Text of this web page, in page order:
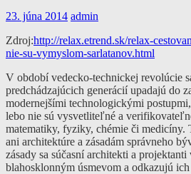
23. júna 2014 admin
Zdroj:http://relax.etrend.sk/relax-
nie-su-vymyslom-sarlatanov.html
V období vedecko-technickej revolúcie
predchádzajúcich generácií upadajú do
modernejšími technologickými
lebo nie sú vysvetliteľné a
matematiky, fyziky, chémie či medicíny.
ani architektúre a zásadám správneho
zásady sa súčasní architekti a projektanti
blahosklonným úsmevom a odkazujú